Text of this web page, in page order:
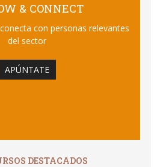
& CONNECT
con personas relevantes
del sector
APÚNTATE
DESTACADOS